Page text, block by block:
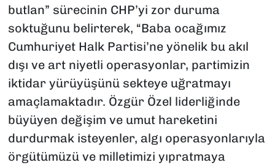
butlan” sürecinin CHP’yi zor duruma
soktuğunu belirterek, “Baba ocağımız
Cumhuriyet Halk Partisi’ne yönelik bu akıl
dışı ve art niyetli operasyonlar, partimizin
iktidar yürüyüşünü sekteye uğratmayı
amaçlamaktadır. Özgür Özel liderliğinde
büyüyen değişim ve umut hareketini
durdurmak isteyenler, algı operasyonlarıyla
örgütümüzü ve milletimizi yıpratmaya